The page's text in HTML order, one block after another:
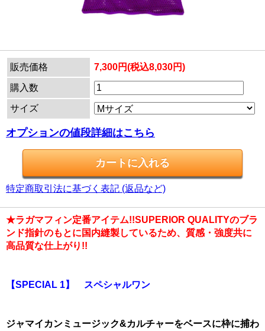
販売価格 7,300円(税込8,030円)
購入数
サイズ
オプションの値段詳細はこちら
特定商取引法に基づく表記 (返品など)
★ラガマフィン定番アイテム!!SUPERIOR QUALITYのブラ
ンド指針のもとに国内縫製しているため、質感・強度共に
高品質な仕上がり!!
【SPECIAL 1】 スペシャルワン
ジャマイカンミュージック&カルチャーをベースに枠に捕わ